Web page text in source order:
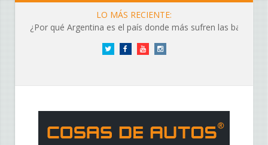
LO MÁS RECIENTE:
¿Por qué Argentina es el país donde más sufren las baterías?
Twitter FacebookYouTubeInstagram